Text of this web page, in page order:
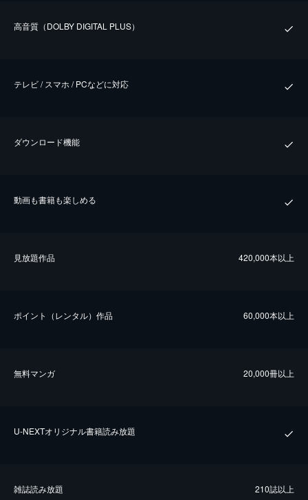
⾼⾳質（DOLBY DIGITAL PLUS）
テレビ / スマホ / PCなどに対応
ダウンロード機能
動画も書籍も楽しめる
⾒放題作品 420,000本以上
ポイント（レンタル）作品 60,000本以上
無料マンガ 20,000冊以上
U-NEXTオリジナル書籍読み放題
雑誌読み放題 210誌以上